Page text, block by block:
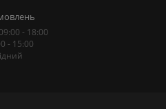
- 18:00
- 15:00